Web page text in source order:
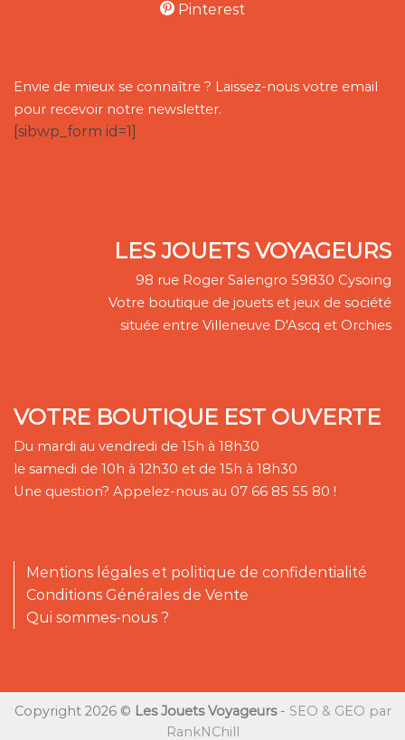
Pinterest
Envie de mieux se connaître ? Laissez-nous votre email
pour recevoir notre newsletter.
[sibwp_form id=1]
LES JOUETS VOYAGEURS
98 rue Roger Salengro 59830 Cysoing
Votre boutique de jouets et jeux de société
située entre Villeneuve D'Ascq et Orchies
VOTRE BOUTIQUE EST OUVERTE
Du mardi au vendredi de 15h à 18h30
le samedi de 10h à 12h30 et de 15h à 18h30
Une question? Appelez-nous au 07 66 85 55 80 !
Mentions légales et politique de confidentialité
Conditions Générales de Vente
Qui sommes-nous ?
Copyright 2026 © Les Jouets Voyageurs- SEO & GEO par
RankNChill